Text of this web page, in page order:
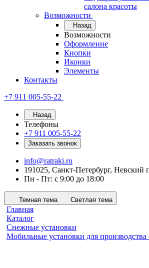
салона красоты
Возможности
Назад
Возможности
Оформление
Кнопки
Иконки
Элементы
Контакты
+7 911 005-55-22
Назад
Телефоны
+7 911 005-55-22
Заказать звонок
info@ratraki.ru
191025, Санкт-Петербург, Невский
Пн - Пт: с 9:00 до 18:00
Темная тема Светлая тема
Главная
Каталог
Снежные установки
Мобильные установки для производства